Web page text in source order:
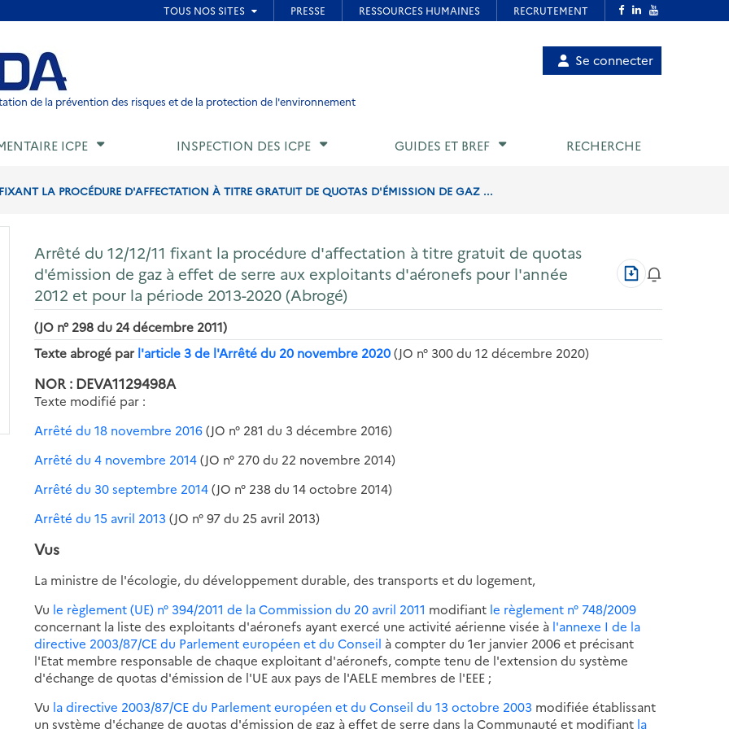
de page
de la prévention des risques et de la protection de l'environnement
Menu
utilisateur
Se connecter
ICPE INSPECTION DES ICPE GUIDES ET BREF RECHERCHE
LA PROCÉDURE D'AFFECTATION À TITRE GRATUIT DE QUOTAS D'ÉMISSION DE GAZ ...
Arrêté du 12/12/11 fixant la procédure d'affectation à titre gratuit de quotas
d'émission de gaz à effet de serre aux exploitants d'aéronefs pour l'année
2012 et pour la période 2013-2020 (Abrogé)
Télécharger
au
(JO n° 298 du 24 décembre 2011)
Texte abrogé par l'article 3 de l'Arrêté du 20 novembre 2020(JO n° 300 du 12 décembre 2020)
NOR : DEVA1129498A
Texte modifié par :
Arrêté du 18 novembre 2016(JO n° 281 du 3 décembre 2016)
Arrêté du 4 novembre 2014(JO n° 270 du 22 novembre 2014)
Arrêté du 30 septembre 2014(JO n° 238 du 14 octobre 2014)
Arrêté du 15 avril 2013 (JO n° 97 du 25 avril 2013)
Vus
La ministre de l'écologie, du développement durable, des transports et du logement,
Vu le règlement (UE) n° 394/2011 de la Commission du 20 avril 2011 modifiant le règlement n° 748/2009
concernant la liste des exploitants d'aéronefs ayant exercé une activité aérienne visée à l'annexe I de la
directive 2003/87/CE du Parlement européen et du Conseil à compter du 1er janvier 2006 et précisant
l'Etat membre responsable de chaque exploitant d'aéronefs, compte tenu de l'extension du système
d'échange de quotas d'émission de l'UE aux pays de l'AELE membres de l'EEE ;
Vu la directive 2003/87/CE du Parlement européen et du Conseil du 13 octobre 2003 modifiée établissant
un système d'échange de quotas d'émission de gaz à effet de serre dans la Communauté et modifiant la